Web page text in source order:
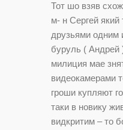
Тот шо взяв
м- н Сергей який
друзьями одним
буруль ( Андрей
милиция мае
видеокамерами
гроши купляют
таки в новику
видкритим – то